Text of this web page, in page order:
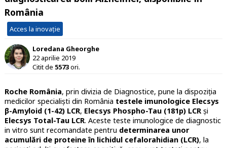
România
Acces la inovație
Loredana Gheorghe
22 aprilie 2019
Citit de 5573ori.
Roche România, prin divizia de Diagnostice, pune la dispoziția
medicilor specialişti din România testele imunologice Elecsys
β-Amyloid (1-42) LCR, Elecsys Phospho-Tau (181p) LCRși
Elecsys Total-Tau LCR. Aceste teste imunologice de diagnostic
in vitro sunt recomandate pentru determinarea unor
acumulări de proteine în lichidul cefalorahidian (LCR), la